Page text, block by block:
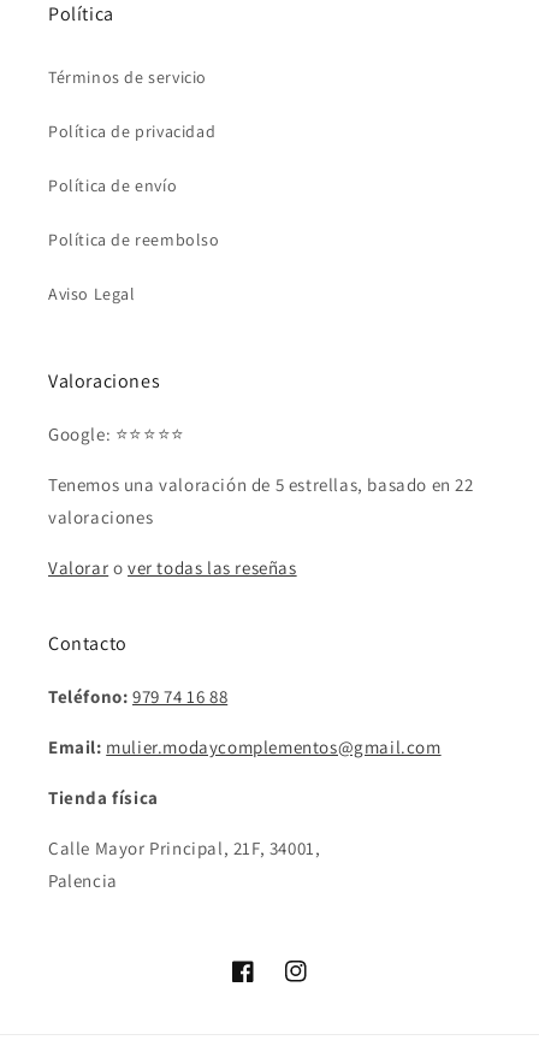
Política
Términos de servicio
Política de privacidad
Política de envío
Política de reembolso
Aviso Legal
Valoraciones
Google: ⭐⭐⭐⭐⭐
Tenemos una valoración de 5 estrellas, basado en 22
valoraciones
Valorar over todas las reseñas
Contacto
Teléfono: 979 74 16 88
Email: mulier.modaycomplementos@gmail.com
Tienda física
Calle Mayor Principal, 21F, 34001,
Palencia
FacebookInstagram